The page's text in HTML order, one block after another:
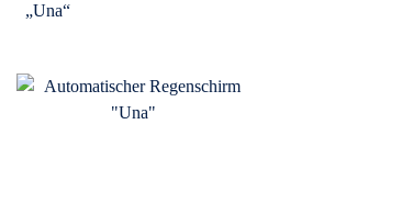
„Una“